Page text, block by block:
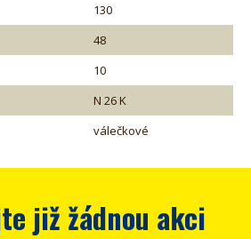
130
48
10
N 26 K
válečkové
již žádnou akci